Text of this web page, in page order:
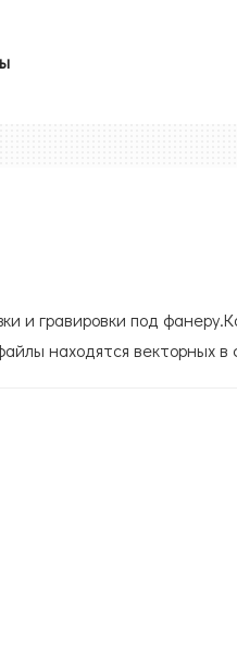
и гравировки под
находятся векторных в